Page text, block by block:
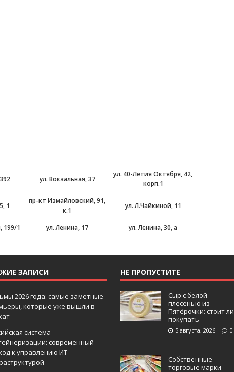
ул. Вокзальная, 37
ул. 40-Летия Октября, 42,
корп.1
1
пр-кт Измайловский, 91,
к.1
ул. Л.Чайкиной, 11
199/1 ул. Ленина, 17 ул. Ленина, 30, а
ЗАПИСИ
2026 года: самые заметные
которые уже вышли в
система
современный
к управлению ИТ-
НЕ ПРОПУСТИТЕ
Сыр с белой
плесенью из
Пятёрочки: стоит ли
покупать
5 августа, 2026 0
Собственные
торговые марки